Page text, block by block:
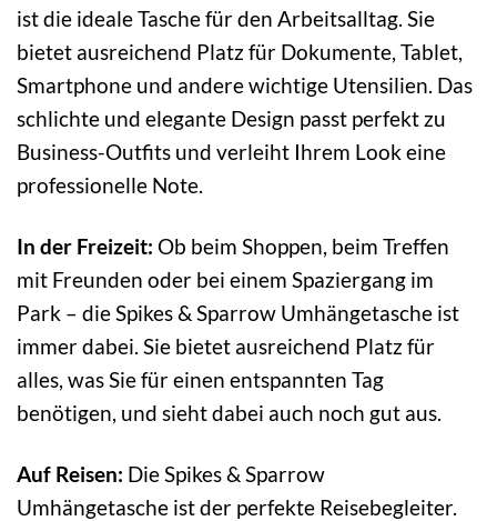
ist die ideale Tasche für den Arbeitsalltag. Sie
bietet ausreichend Platz für Dokumente, Tablet,
Smartphone und andere wichtige Utensilien. Das
schlichte und elegante Design passt perfekt zu
Business-Outfits und verleiht Ihrem Look eine
professionelle Note.
In der Freizeit: Ob beim Shoppen, beim Treffen
mit Freunden oder bei einem Spaziergang im
Park – die Spikes & Sparrow Umhängetasche ist
immer dabei. Sie bietet ausreichend Platz für
alles, was Sie für einen entspannten Tag
benötigen, und sieht dabei auch noch gut aus.
Auf Reisen: Die Spikes & Sparrow
Umhängetasche ist der perfekte Reisebegleiter.